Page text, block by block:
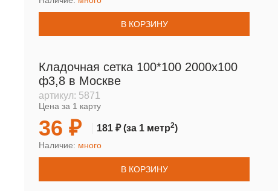
В КОРЗИНУ
Кладочная сетка 100*100 2000х100
ф3,8 в Москве
артикул: 5871
Цена за 1 карту
36 ₽ 181 ₽(за 1 метр2)
Наличие: много
В КОРЗИНУ